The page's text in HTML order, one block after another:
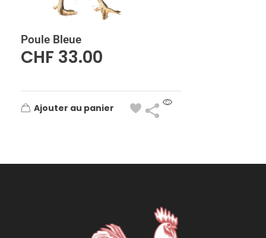
Poule Bleue
CHF 33.00
Ajouter au panier